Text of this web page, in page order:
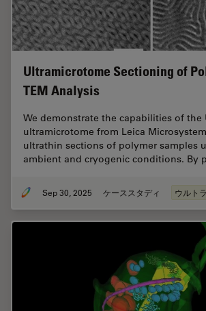
Ultramicrotome Sectioning of
TEM Analysis
We demonstrate the capabilities of the
ultramicrotome from Leica
ultrathin sections of polymer samples
ambient and cryogenic conditions. By
Sep 30, 2025 ケーススタディ ウルト